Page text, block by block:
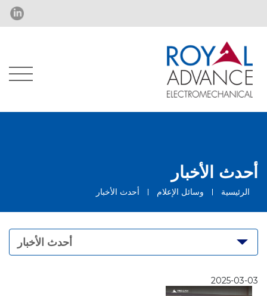
أحدث الأخبار
الرئيسية وسائل الإعلام أحدث الأخبار
أحدث الأخبار
2025-03-03